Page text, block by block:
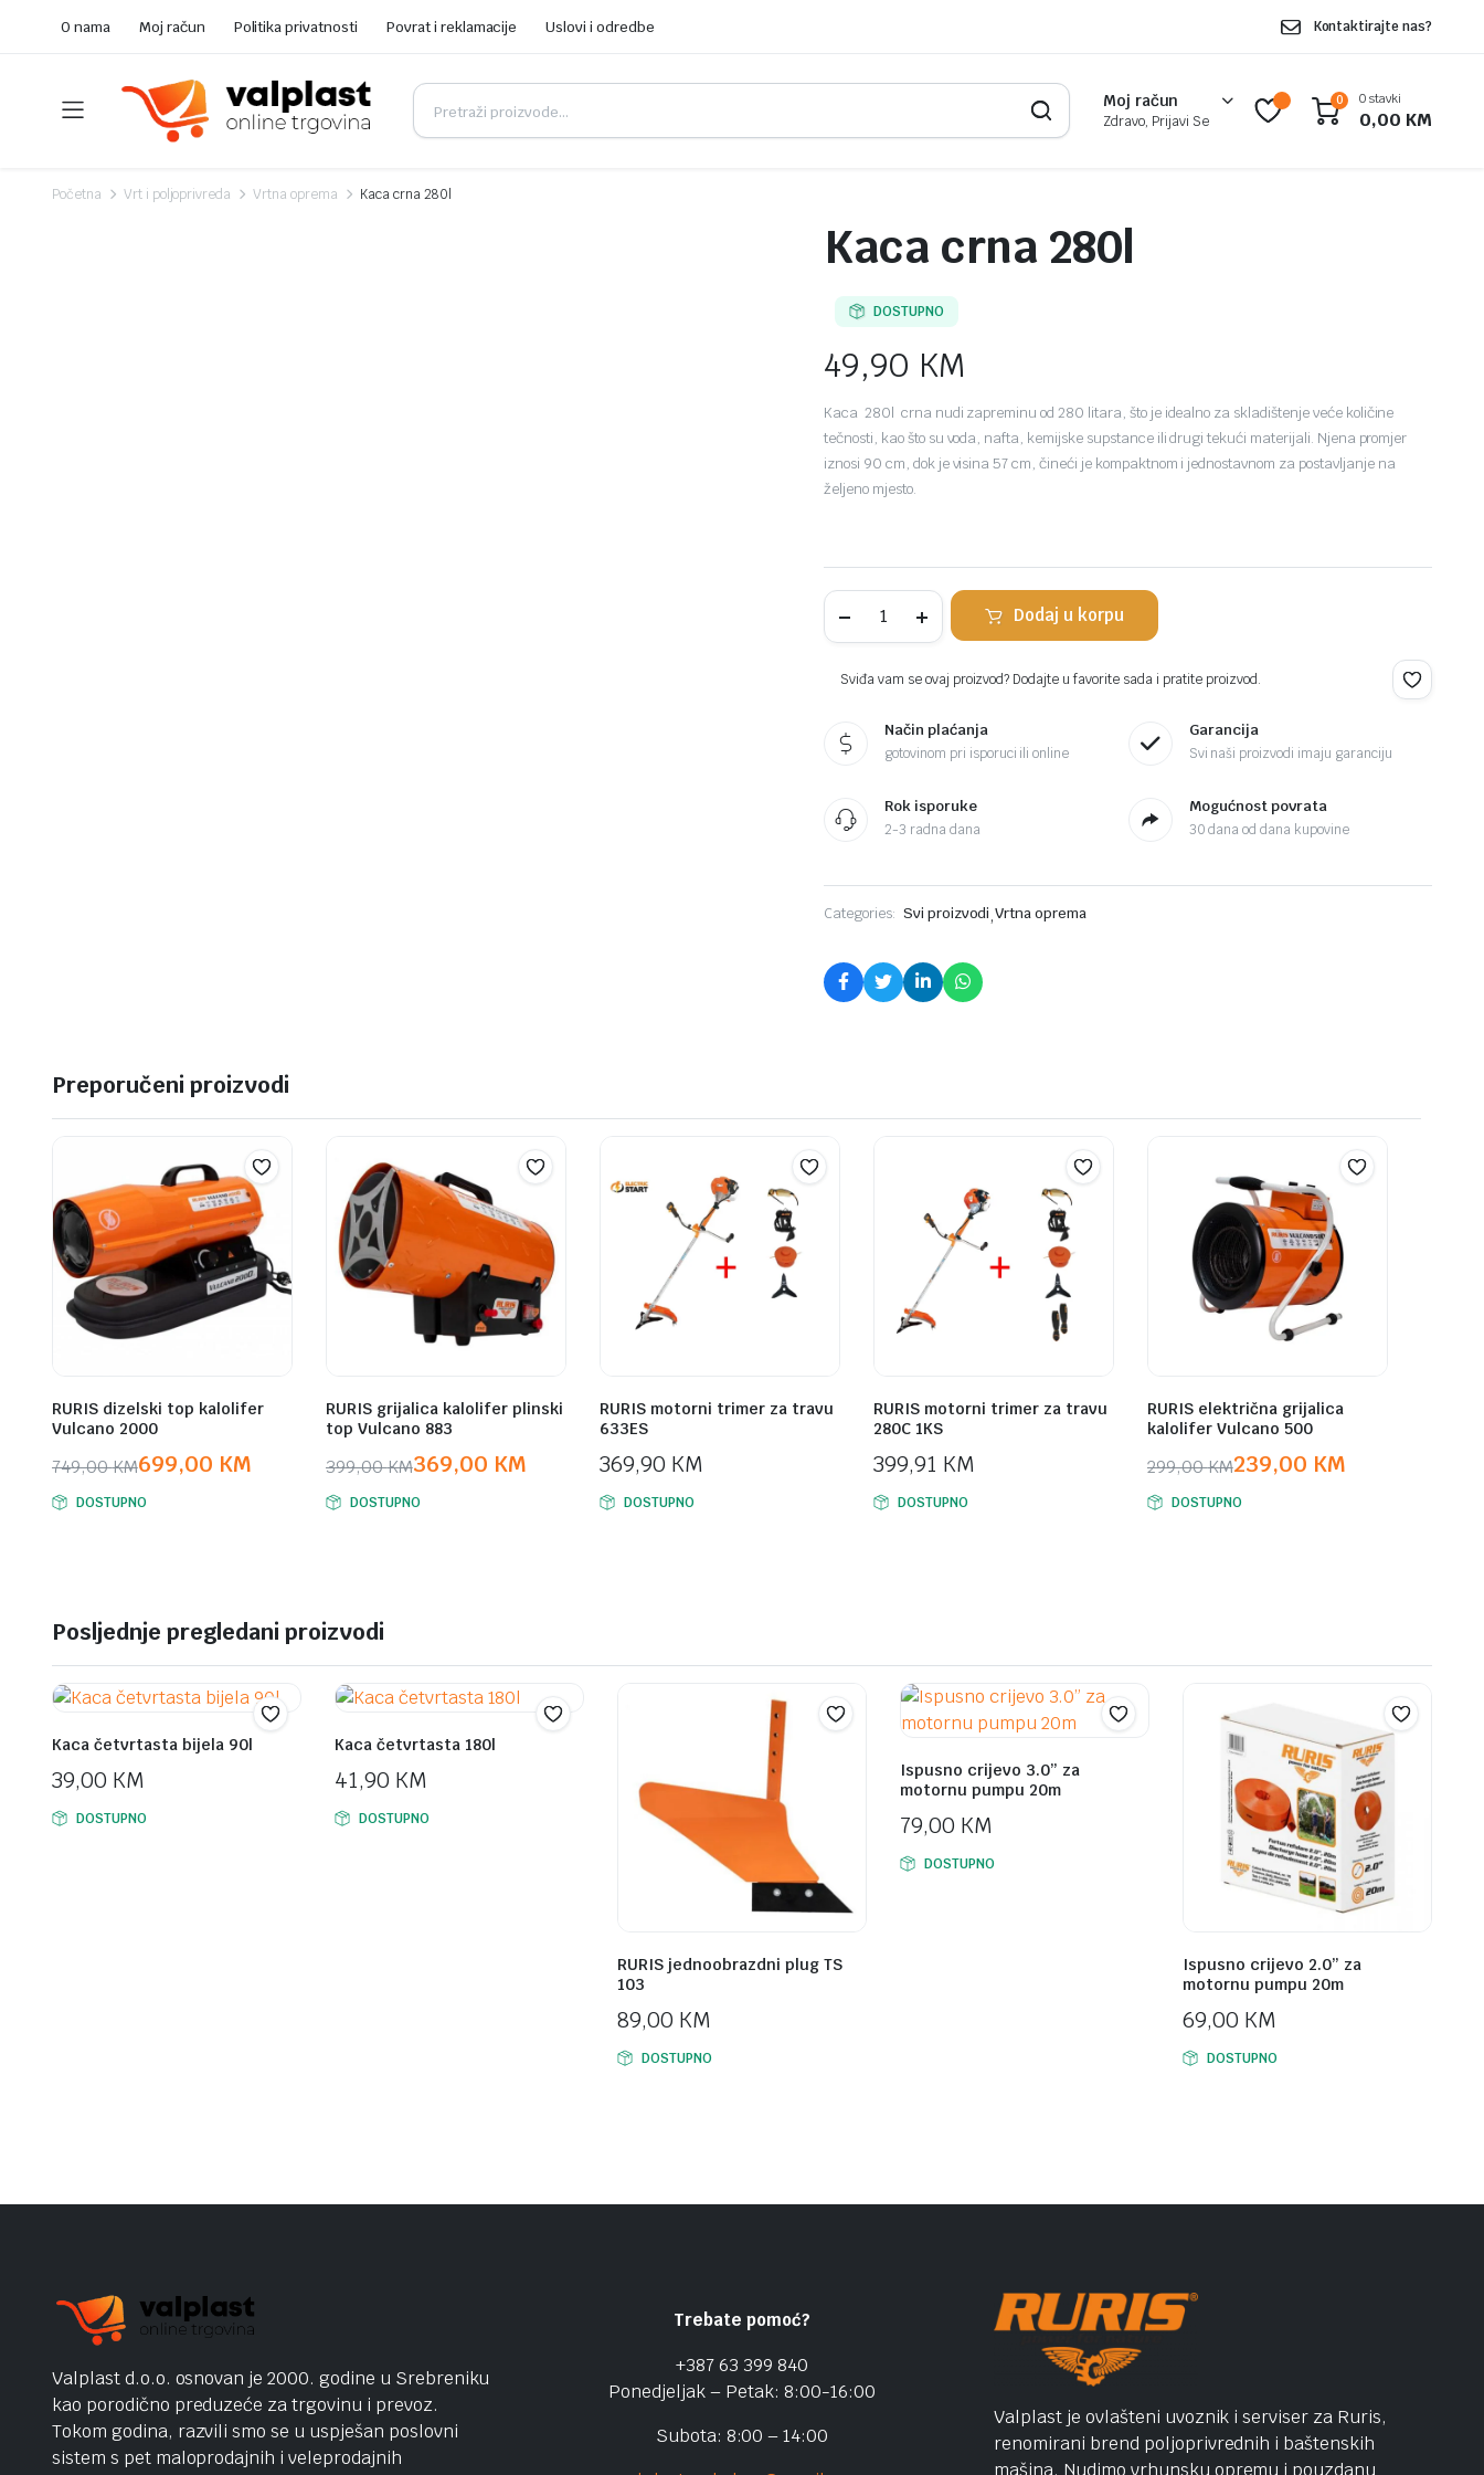
O nama Moj račun Politika privatnosti Povrat i reklamacije Uslovi i odredbe Kontaktirajte nas?
Moj račun
Zdravo, Prijavi Se
0 0 stavki
0,00 KM
Početna Vrt i poljoprivreda Vrtna oprema Kaca crna 280l
Kaca crna 280l
DOSTUPNO
49,90 KM
Kaca 280l crna nudi zapreminu od 280 litara, što je idealno za skladištenje veće količine
tečnosti, kao što su voda, nafta, kemijske supstance ili drugi tekući materijali. Njena promjer
iznosi 90 cm, dok je visina 57 cm, čineći je kompaktnom i jednostavnom za postavljanje na
željeno mjesto.
crna
Dodaj u korpu
Sviđa vam se ovaj proizvod? Dodajte u favorite sada i pratite proizvod.
Način plaćanja
gotovinom pri isporuci ili online
Garancija
Svi naši proizvodi imaju garanciju
Rok isporuke
2-3 radna dana
Mogućnost povrata
30 dana od dana kupovine
Categories: Svi proizvodi,Vrtna oprema
Preporučeni proizvodi
RURIS dizelski top kalolifer
Vulcano 2000
749,00KM
Original
price
699,00 KM
Current
price
DOSTUPNO
RURIS grijalica kalolifer plinski
top Vulcano 883
399,00KM
Original
price
369,00 KM
Current
price
DOSTUPNO
RURIS motorni trimer za travu
633ES
369,90 KM
DOSTUPNO
RURIS motorni trimer za travu
280C 1KS
399,91 KM
DOSTUPNO
RURIS električna grijalica
kalolifer Vulcano 500
299,00KM
Original
price
239,00 KM
Current
price
DOSTUPNO
Posljednje pregledani proizvodi
Kaca četvrtasta bijela 90l
39,00 KM
DOSTUPNO
Kaca četvrtasta 180l
41,90 KM
DOSTUPNO
RURIS jednoobrazdni plug TS
103
89,00 KM
DOSTUPNO
Ispusno crijevo 3.0” za
motornu pumpu 20m
79,00 KM
DOSTUPNO
Ispusno crijevo 2.0” za
motornu pumpu 20m
69,00 KM
DOSTUPNO
Valplast d.o.o. osnovan je 2000. godine u Srebreniku
kao porodično preduzeće za trgovinu i prevoz.
Tokom godina, razvili smo se u uspješan poslovni
sistem s pet maloprodajnih i veleprodajnih
Trebate pomoć?
+387 63 399 840
Ponedjeljak – Petak: 8:00-16:00
Subota: 8:00 – 14:00
Valplast je ovlašteni uvoznik i serviser za Ruris,
renomirani brend poljoprivrednih i baštenskih
mašina. Nudimo vrhunsku opremu i pouzdanu